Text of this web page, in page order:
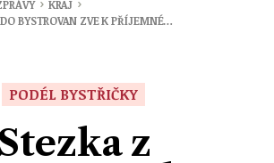
› KRAJ ›
BYSTROVAN ZVE K PŘÍJEMNÉ…
PODÉL BYSTŘIČKY
z